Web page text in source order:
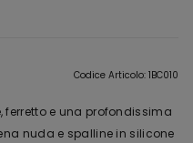
Codice Articolo: 1BC010
ferretto e una profondissima
nuda e spalline in silicone